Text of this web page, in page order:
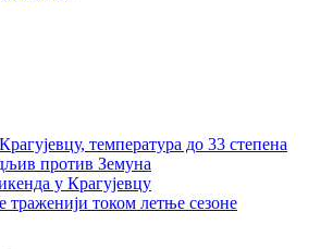
температура до 33 степена
против Земуна
у Крагујевцу
траженији током летње сезоне